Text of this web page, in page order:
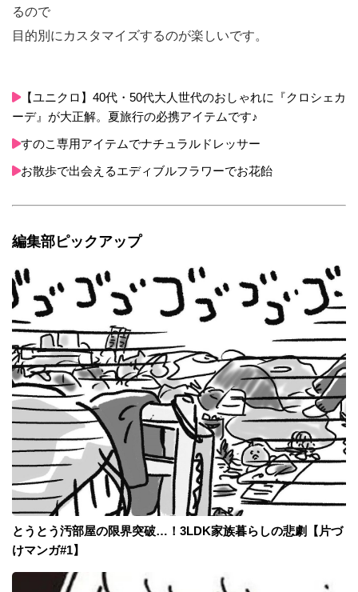
るので
目的別にカスタマイズするのが楽しいです。
【ユニクロ】40代・50代大人世代のおしゃれに『クロシェカ
ーデ』が大正解。夏旅行の必携アイテムです♪
すのこ専用アイテムでナチュラルドレッサー
お散歩で出会えるエディブルフラワーでお花飴
編集部ピックアップ
とうとう汚部屋の限界突破…！3LDK家族暮らしの悲劇【片づ
けマンガ#1】